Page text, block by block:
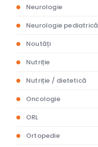
Neurologie
Neurologie pediatrică
Noutăți
Nutriție
Nutriție / dietetică
Oncologie
ORL
Ortopedie